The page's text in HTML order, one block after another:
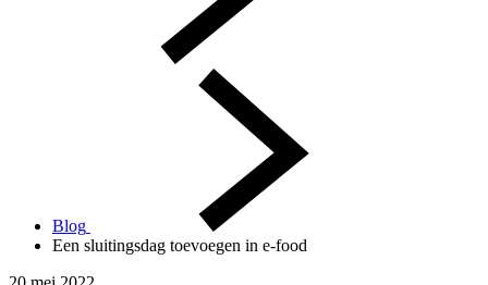
Blog
Een sluitingsdag toevoegen in e-food